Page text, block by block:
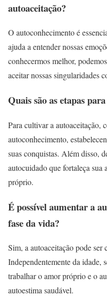
autoaceitação?
O autoconhecimento é
ajuda a entender nossas
conhecermos melhor,
aceitar nossas singularidades
Quais são as etapas
Para cultivar a autoaceitação,
autoconhecimento,
suas conquistas. Além disso,
autocuidado que fortaleça sua
próprio.
É possível aumentar a
fase da vida?
Sim, a autoaceitação pode
Independentemente da idade,
trabalhar o amor próprio e o
autoestima saudável.